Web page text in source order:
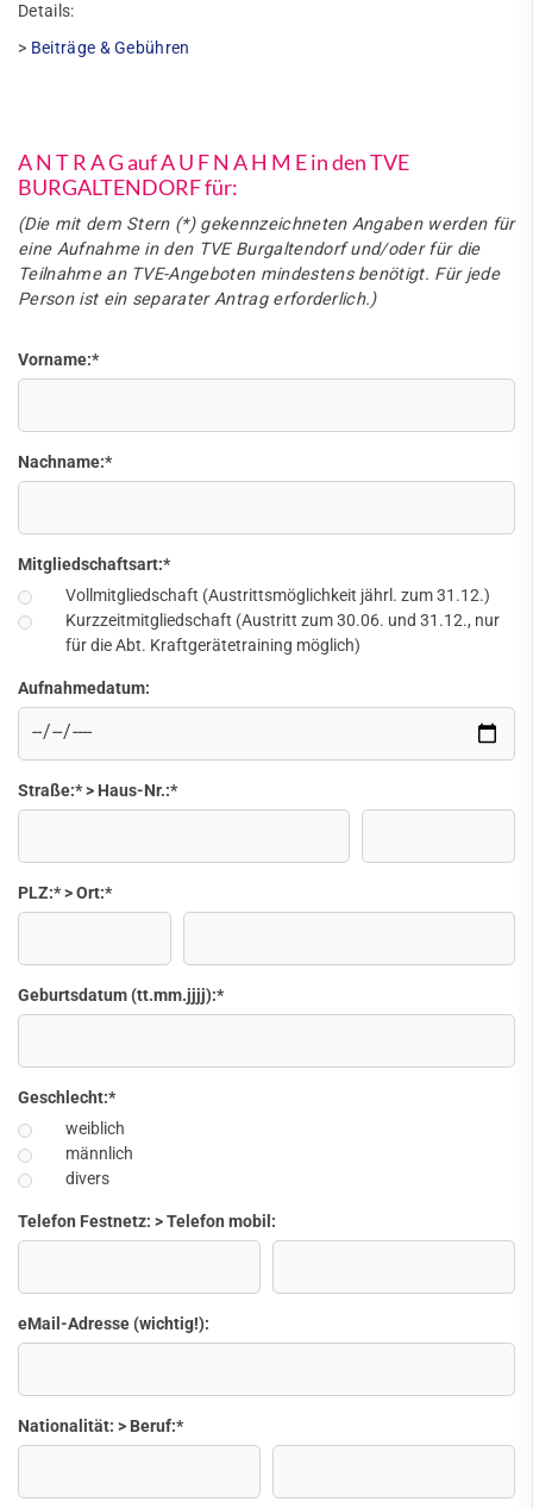
Details:
> Beiträge & Gebühren
A N T R A G auf A U F N A H M E in den TVE
BURGALTENDORF für:
(Die mit dem Stern (*) gekennzeichneten Angaben werden für
eine Aufnahme in den TVE Burgaltendorf und/oder für die
Teilnahme an TVE-Angeboten mindestens benötigt. Für jede
Person ist ein separater Antrag erforderlich.)
Vorname:*
Nachname:*
Mitgliedschaftsart:*
Vollmitgliedschaft (Austrittsmöglichkeit jährl. zum 31.12.)
Kurzzeitmitgliedschaft (Austritt zum 30.06. und 31.12., nur
für die Abt. Kraftgerätetraining möglich)
Aufnahmedatum:
Straße:* > Haus-Nr.:*
PLZ:* > Ort:*
Geburtsdatum (tt.mm.jjjj):*
Geschlecht:*
weiblich
männlich
divers
Telefon Festnetz: > Telefon mobil:
eMail-Adresse (wichtig!):
Nationalität: > Beruf:*